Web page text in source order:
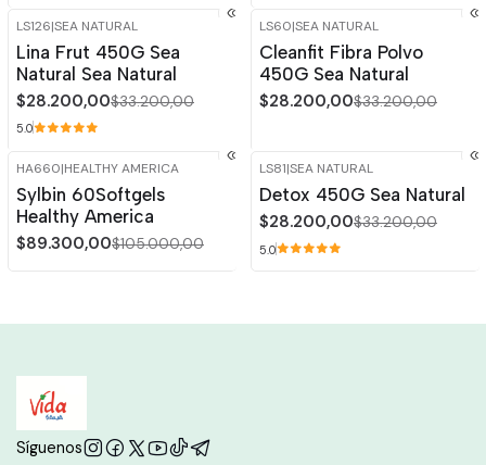
-15%
LS126|SEA NATURAL
Lina Frut 450G Sea
Natural Sea Natural
$28.200,00$33.200,00
5.0
-15%
LS60|SEA NATURAL
Cleanfit Fibra Polvo
450G Sea Natural
$28.200,00$33.200,00
OFF
HA660|HEALTHY AMERICA
Sylbin 60Softgels
Healthy America
$89.300,00$105.000,00
-15%
LS81|SEA NATURAL
Detox 450G Sea Natural
$28.200,00$33.200,00
5.0
Síguenos